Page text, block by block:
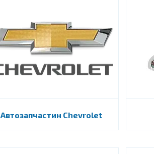
Автозапчастин Chevrolet